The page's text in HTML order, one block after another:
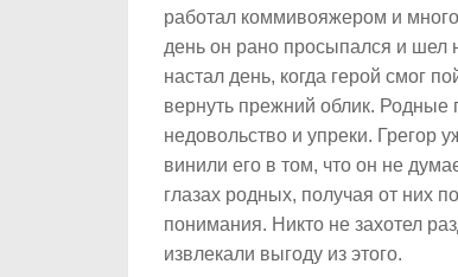
работал коммивояжером и
день он рано просыпался и шел
настал день, когда герой смог
вернуть прежний облик. Родные
недовольство и упреки. Грегор
винили его в том, что он не
глазах родных, получая от них
понимания. Никто не захотел
извлекали выгоду из этого.